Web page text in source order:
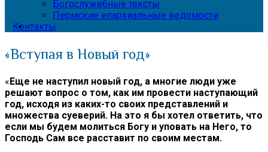
Богослужебные тексты
Пермские епархиальные ведомости
Контакты
«Вступая в Новый год»
«Еще не наступил новый год, а многие люди уже
решают вопрос о том, как им провести наступающий
год, исходя из каких-то своих представлений и
множества суеверий. На это я бы хотел ответить, что
если мы будем молиться Богу и уповать на Него, то
Господь Сам все расставит по своим местам.